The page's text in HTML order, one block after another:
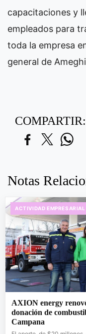
capacitaciones y
empleados para
toda la empresa
general de
COMPARTIR:
Notas
ACTIVIDAD EMPRESARIAL
AXION energy
donación de
Campana